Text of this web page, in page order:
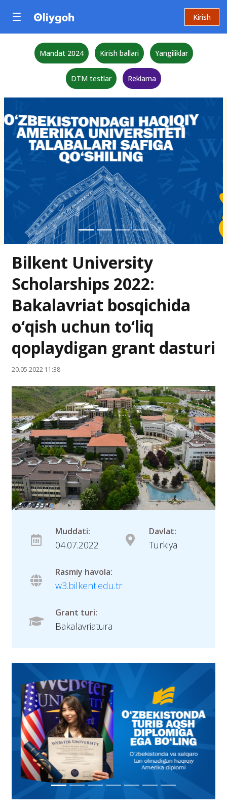
Kirish
Mandat 2024 Kirish ballari Yangiliklar
DTM testlar Reklama
Bilkent University
Scholarships 2022:
Bakalavriat bosqichida
o‘qish uchun to‘liq
qoplaydigan grant dasturi
20.05.2022 11:38
Muddati:
04.07.2022
Davlat:
Turkiya
Rasmiy havola:
w3.bilkent.edu.tr
Grant turi:
Bakalavriatura